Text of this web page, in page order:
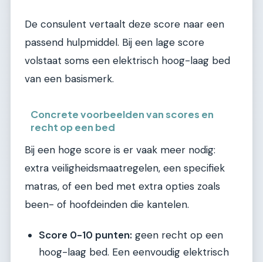
De consulent vertaalt deze score naar een
passend hulpmiddel. Bij een lage score
volstaat soms een elektrisch hoog-laag bed
van een basismerk.
Concrete voorbeelden van scores en
recht op een bed
Bij een hoge score is er vaak meer nodig:
extra veiligheidsmaatregelen, een specifiek
matras, of een bed met extra opties zoals
been- of hoofdeinden die kantelen.
Score 0-10 punten: geen recht op een
hoog-laag bed. Een eenvoudig elektrisch